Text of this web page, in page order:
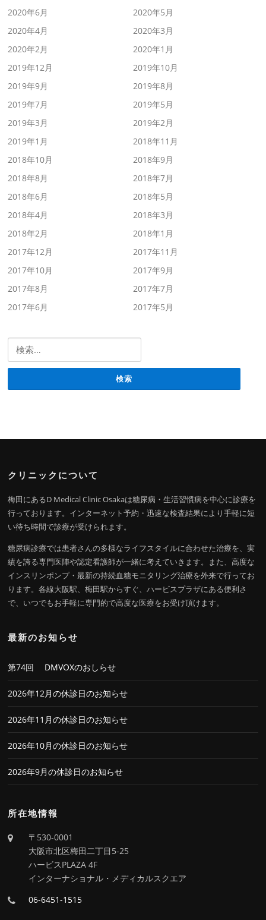
2020年6月
2020年5月
2020年4月
2020年3月
2020年2月
2020年1月
2019年12月
2019年10月
2019年9月
2019年8月
2019年7月
2019年5月
2019年3月
2019年2月
2019年1月
2018年11月
2018年10月
2018年9月
2018年8月
2018年7月
2018年6月
2018年5月
2018年4月
2018年3月
2018年2月
2018年1月
2017年12月
2017年11月
2017年10月
2017年9月
2017年8月
2017年7月
2017年6月
2017年5月
検索:
クリニックについて
梅田にあるD Medical Clinic Osakaは糖尿病・生活習慣病を中心に診療を
行っております。インターネット予約・迅速な検査結果により手軽に短
い待ち時間で診療が受けられます。
糖尿病診療では患者さんの多様なライフスタイルに合わせた治療を、実
績を誇る専門医陣や認定看護師が一緒に考えていきます。また、高度な
インスリンポンプ・最新の持続血糖モニタリング治療を外来で行ってお
ります。各線大阪駅、梅田駅からすぐ、ハービスプラザにある便利さ
で、いつでもお手軽に専門的で高度な医療をお受け頂けます。
最新のお知らせ
第74回 DMVOXのおしらせ
2026年12月の休診日のお知らせ
2026年11月の休診日のお知らせ
2026年10月の休診日のお知らせ
2026年9月の休診日のお知らせ
所在地情報
〒530-0001
大阪市北区梅田二丁目5-25
ハービスPLAZA 4F
インターナショナル・メディカルスクエア
06-6451-1515